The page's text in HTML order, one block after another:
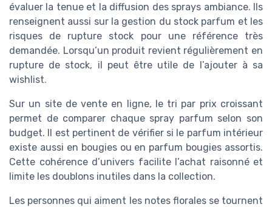
évaluer la tenue et la diffusion des sprays ambiance. Ils
renseignent aussi sur la gestion du stock parfum et les
risques de rupture stock pour une référence très
demandée. Lorsqu’un produit revient régulièrement en
rupture de stock, il peut être utile de l’ajouter à sa
wishlist.
Sur un site de vente en ligne, le tri par prix croissant
permet de comparer chaque spray parfum selon son
budget. Il est pertinent de vérifier si le parfum intérieur
existe aussi en bougies ou en parfum bougies assortis.
Cette cohérence d’univers facilite l’achat raisonné et
limite les doublons inutiles dans la collection.
Les personnes qui aiment les notes florales se tournent